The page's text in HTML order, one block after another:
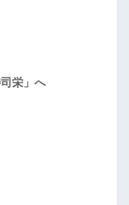
栄」へ